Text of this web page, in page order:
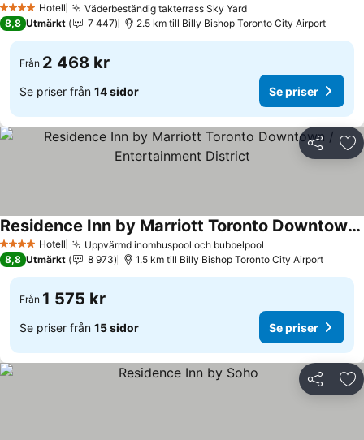
4 StjärnorHotell Väderbeständig takterrass Sky Yard
8,8 Utmärkt 7 447 2.5 km till Billy Bishop Toronto City Airport
Från 2 468 kr
Se priser från 14 sidor Se priser
Dela
4 StjärnorHotell Uppvärmd inomhuspool och bubbelpool
Residence Inn by Marriott Toronto Downtown / Entertainment District
8,8 Utmärkt 8 973 1.5 km till Billy Bishop Toronto City Airport
Från 1 575 kr
Se priser från 15 sidor Se priser
Dela